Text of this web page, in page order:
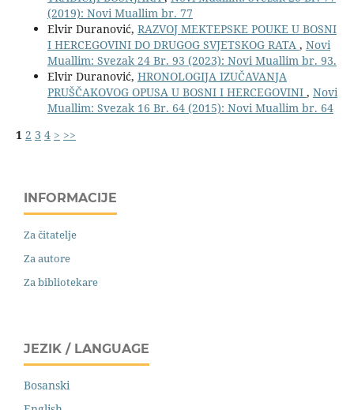
(2019): Novi Muallim br. 77
Elvir Duranović, RAZVOJ MEKTEPSKE POUKE U BOSNI
I HERCEGOVINI DO DRUGOG SVJETSKOG RATA , Novi
Muallim: Svezak 24 Br. 93 (2023): Novi Muallim br. 93.
Elvir Duranović, HRONOLOGIJA IZUČAVANJA
PRUŠČAKOVOG OPUSA U BOSNI I HERCEGOVINI , Novi
Muallim: Svezak 16 Br. 64 (2015): Novi Muallim br. 64
1 2 3 4 > >>
INFORMACIJE
Za čitatelje
Za autore
Za bibliotekare
JEZIK / LANGUAGE
Bosanski